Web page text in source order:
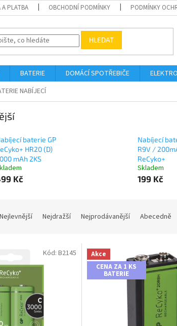
A PLATBA OBCHODNÍ PODMÍNKY PODMÍNKY
HLEDAT
BATERIE DOMÁCÍ SPOTŘEBIČE
NABÍJECÍ
baterie GP
HR20 (D)
mAh 2KS
Kč
Nabíjecí
R9V /
ReCyko+
Skladem
199 Kč
Nejlevnější Nejdražší Nejprodávanější Abecedně
Kód: B2145
Akce
CENA ZA 1 KS
BATERIE